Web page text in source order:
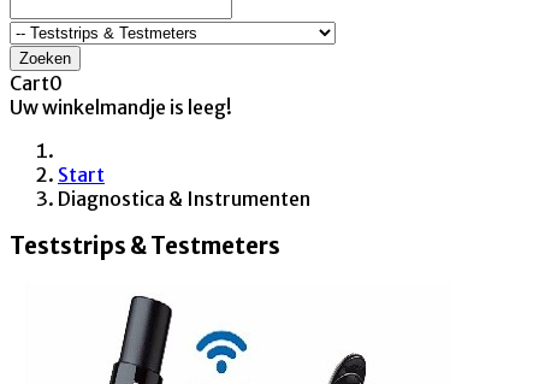
Zoeken
Cart0
Uw winkelmandje is leeg!
Start
Diagnostica & Instrumenten
Teststrips & Testmeters